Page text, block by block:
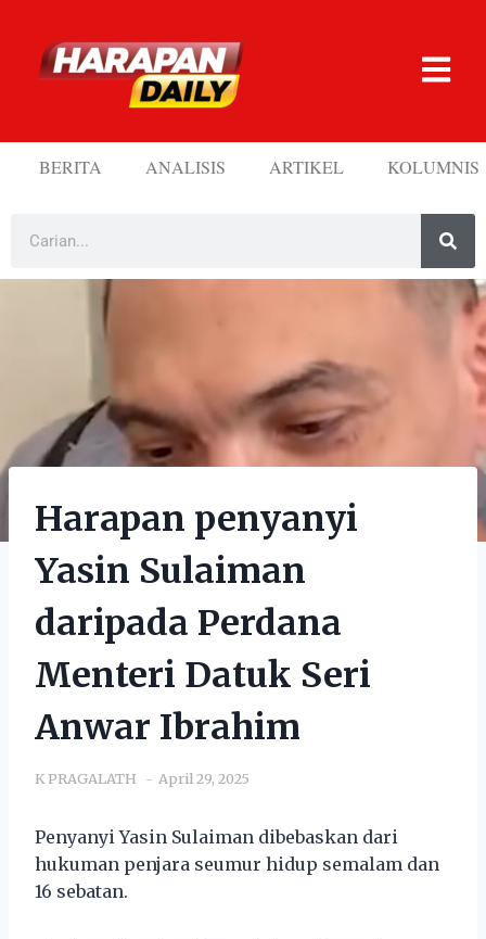
BERITA ANALISIS ARTIKEL KOLUMNIS
Harapan penyanyi
Yasin Sulaiman
daripada Perdana
Menteri Datuk Seri
Anwar Ibrahim
K PRAGALATH April 29, 2025
Penyanyi Yasin Sulaiman dibebaskan dari
hukuman penjara seumur hidup semalam dan
16 sebatan.